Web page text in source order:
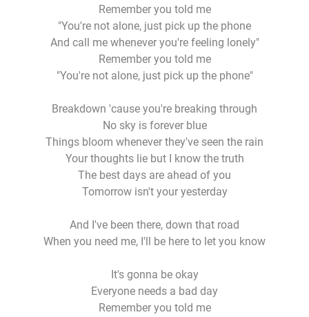
Remember you told me
"You're not alone, just pick up the phone
And call me whenever you're feeling lonely"
Remember you told me
"You're not alone, just pick up the phone"
Breakdown 'cause you're breaking through
No sky is forever blue
Things bloom whenever they've seen the rain
Your thoughts lie but I know the truth
The best days are ahead of you
Tomorrow isn't your yesterday
And I've been there, down that road
When you need me, I'll be here to let you know
It's gonna be okay
Everyone needs a bad day
Remember you told me